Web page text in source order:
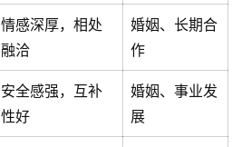
情感深厚，相处
融洽
婚姻、长期合
作
安全感强，互补
性好
婚姻、事业发
展